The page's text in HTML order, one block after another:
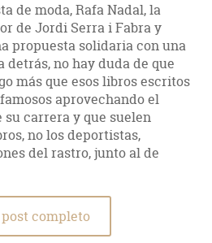
de moda, Rafa Nadal, la
de Jordi Serra i Fabra y
propuesta solidaria con una
no hay duda de que
más que esos libros escritos
aprovechando el
carrera y que suelen
no los deportistas,
del rastro, junto al de
completo